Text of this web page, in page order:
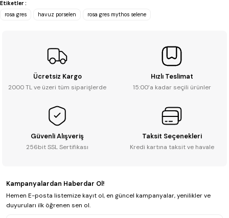
Etiketler :
rosa gres
havuz porselen rosa gres mythos selene
Ücretsiz Kargo
2000 TL ve üzeri tüm siparişlerde
Hızlı Teslimat
15:00’a kadar seçili ürünler
Güvenli Alışveriş
256bit SSL Sertifikası
Taksit Seçenekleri
Kredi kartına taksit ve havale
Kampanyalardan Haberdar Ol!
Hemen E-posta listemize kayıt ol, en güncel kampanyalar, yenilikler ve
duyuruları ilk öğrenen sen ol.